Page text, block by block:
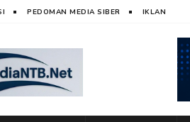
PEDOMAN MEDIA SIBER IKLAN